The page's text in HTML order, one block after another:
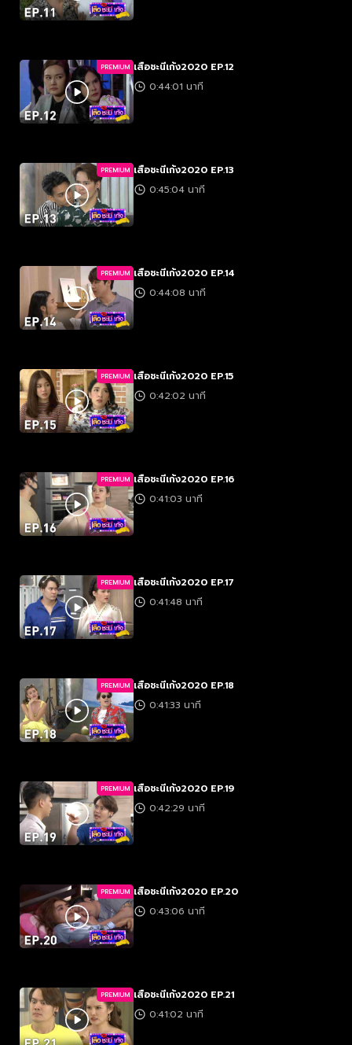
PREMIUM เสือชะนีเก้ง2020 EP.12
0:44:01 นาที
PREMIUM เสือชะนีเก้ง2020 EP.13
0:45:04 นาที
PREMIUM เสือชะนีเก้ง2020 EP.14
0:44:08 นาที
PREMIUM เสือชะนีเก้ง2020 EP.15
0:42:02 นาที
PREMIUM เสือชะนีเก้ง2020 EP.16
0:41:03 นาที
PREMIUM เสือชะนีเก้ง2020 EP.17
0:41:48 นาที
PREMIUM เสือชะนีเก้ง2020 EP.18
0:41:33 นาที
PREMIUM เสือชะนีเก้ง2020 EP.19
0:42:29 นาที
PREMIUM เสือชะนีเก้ง2020 EP.20
0:43:06 นาที
PREMIUM เสือชะนีเก้ง2020 EP.21
0:41:02 นาที